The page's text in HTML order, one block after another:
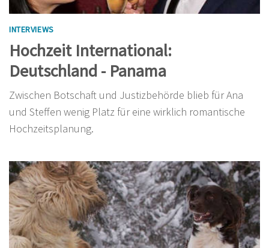
INTERVIEWS
Hochzeit International:
Deutschland - Panama
Zwischen Botschaft und Justizbehörde blieb für Ana
und Steffen wenig Platz für eine wirklich romantische
Hochzeitsplanung.